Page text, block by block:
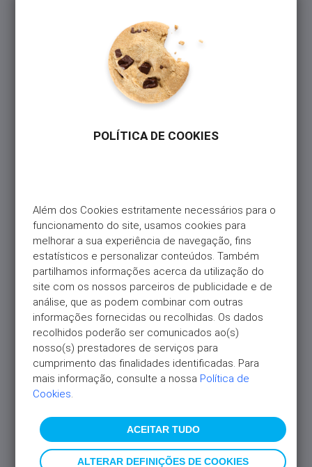
POLÍTICA DE COOKIES
Além dos Cookies estritamente necessários para o
funcionamento do site, usamos cookies para
melhorar a sua experiência de navegação, fins
estatísticos e personalizar conteúdos. Também
partilhamos informações acerca da utilização do
site com os nossos parceiros de publicidade e de
análise, que as podem combinar com outras
informações fornecidas ou recolhidas. Os dados
recolhidos poderão ser comunicados ao(s)
nosso(s) prestadores de serviços para
cumprimento das finalidades identificadas. Para
mais informação, consulte a nossa Política de
Cookies.
ACEITAR TUDO
ALTERAR DEFINIÇÕES DE COOKIES
marketing, definidos de acordo com os dados
transmitidos diretamente por si ou decorrentes da
sua utilização do Cartão ou de outros produtos e
serviços Universo ou das suas preferências gerais de
utilização dos produtos e serviços disponibilizados
pelo Universo [como, por exemplo, situação do
Cartão (se a débito ou a crédito e qual a
do Cartão ou das utilizações de opções de crédito
num determinado período];
iii. Marketing direto, na modalidade de
ações/ofertas promocionais e desenvolvimento de
produtos, com base em perfis complexos de
marketing, definidos de acordo com a utilização
individual ou conjugada dos dados transmitidos
diretamente por si (perfil de cliente, incluindo
rendimento mensal) e das características concretas
das operações por si efetuadas de produtos
disponibilizados ao abrigo de Acordos de Produtos
Universo que tenha contratado (perfil comercial),
operação e respetivo montante.
Para mais detalhe sobre o tratamento de dados